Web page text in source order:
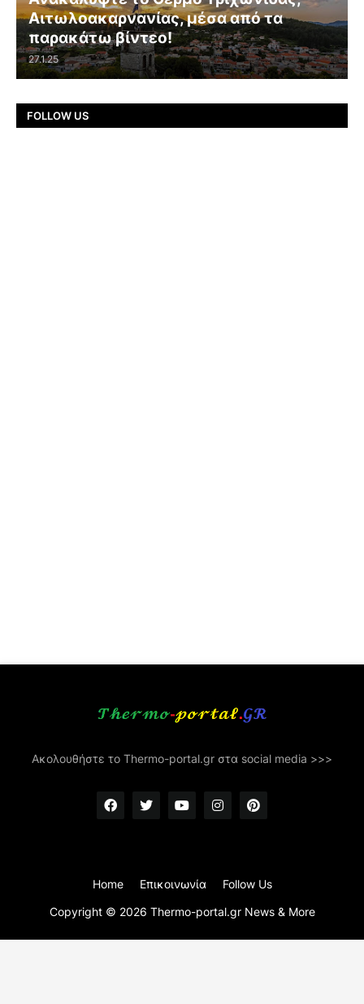
Αιτωλοακαρνανίας, μέσα από τα
παρακάτω βίντεο!
27.1.25
FOLLOW US
Ακολουθήστε το Thermo-portal.gr στα social media >>>
Copyright © 2026 Thermo-portal.gr News & More
Home Επικοινωνία Follow Us